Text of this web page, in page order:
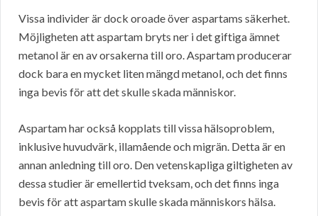
Vissa individer är dock oroade över aspartams säkerhet.
Möjligheten att aspartam bryts ner i det giftiga ämnet
metanol är en av orsakerna till oro. Aspartam producerar
dock bara en mycket liten mängd metanol, och det finns
inga bevis för att det skulle skada människor.
Aspartam har också kopplats till vissa hälsoproblem,
inklusive huvudvärk, illamående och migrän. Detta är en
annan anledning till oro. Den vetenskapliga giltigheten av
dessa studier är emellertid tveksam, och det finns inga
bevis för att aspartam skulle skada människors hälsa.